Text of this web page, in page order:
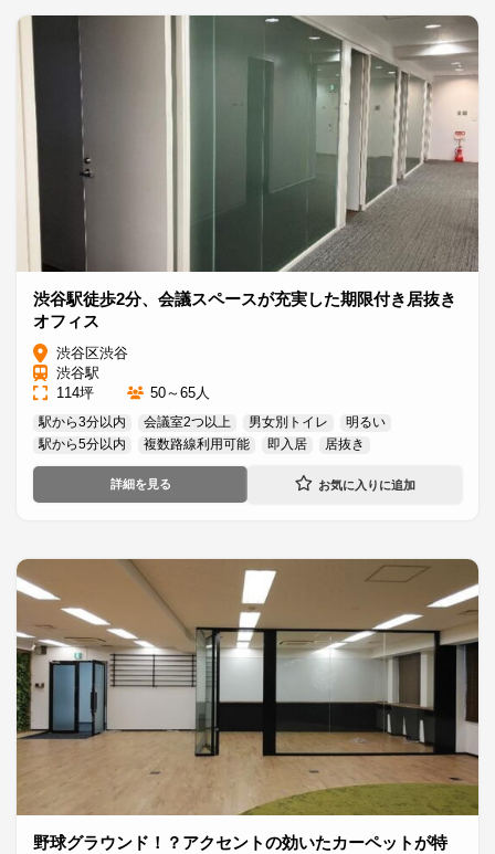
渋谷駅徒歩2分、会議スペースが充実した期限付き居抜き
オフィス
渋谷区渋谷
渋谷駅
114坪
50～65人
駅から3分以内 会議室2つ以上 男女別トイレ
明るい
駅から5分以内
複数路線利用可能 即入居 居抜き
詳細を見る
野球グラウンド！？アクセントの効いたカーペットが特